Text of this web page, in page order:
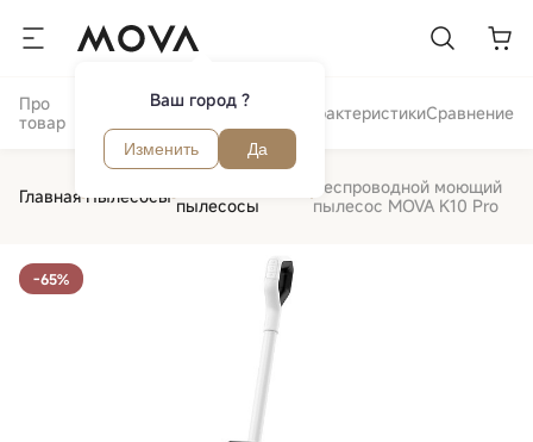
Ваш город ?
Изменить Да
Про
товар
Отзывы и
Обзор ХарактеристикиСравнение
Главная Пылесосы пылесосы
Беспроводной моющий
пылесос MOVA K10 Pro
-65%